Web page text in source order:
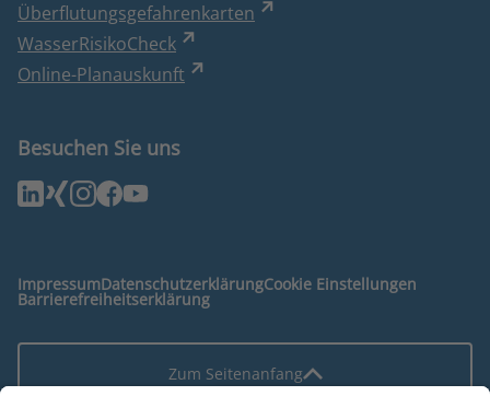
Überflutungsgefahrenkarten
WasserRisikoCheck
Online-Planauskunft
Besuchen Sie uns
ImpressumDatenschutzerklärungCookie Einstellungen
Barrierefreiheitserklärung
Zum Seitenanfang